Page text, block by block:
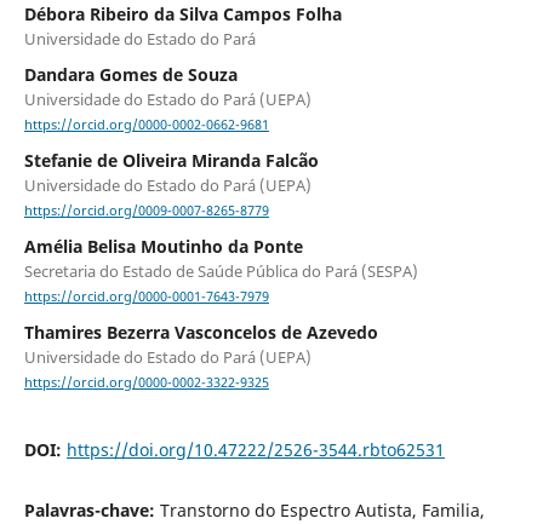
Débora Ribeiro da Silva Campos Folha
Universidade do Estado do Pará
Dandara Gomes de Souza
Universidade do Estado do Pará (UEPA)
https://orcid.org/0000-0002-0662-9681
Stefanie de Oliveira Miranda Falcão
Universidade do Estado do Pará (UEPA)
https://orcid.org/0009-0007-8265-8779
Amélia Belisa Moutinho da Ponte
Secretaria do Estado de Saúde Pública do Pará (SESPA)
https://orcid.org/0000-0001-7643-7979
Thamires Bezerra Vasconcelos de Azevedo
Universidade do Estado do Pará (UEPA)
https://orcid.org/0000-0002-3322-9325
DOI: https://doi.org/10.47222/2526-3544.rbto62531
Palavras-chave: Transtorno do Espectro Autista, Familia,